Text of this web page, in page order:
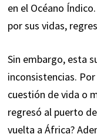
en el Océano
por sus vidas,
Sin embargo, esta
inconsistencias.
cuestión de vida o
regresó al puerto
vuelta a África?